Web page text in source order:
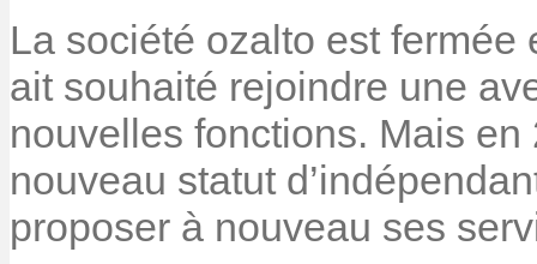
La société ozalto est
ait souhaité rejoindre une
nouvelles fonctions. Mais en
nouveau statut
proposer à nouveau ses